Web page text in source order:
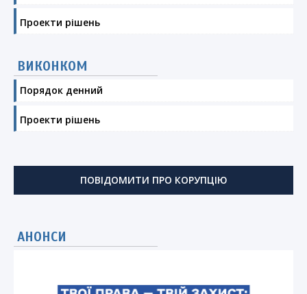
Проекти рішень
ВИКОНКОМ
Порядок денний
Проекти рішень
ПОВІДОМИТИ ПРО КОРУПЦІЮ
АНОНСИ